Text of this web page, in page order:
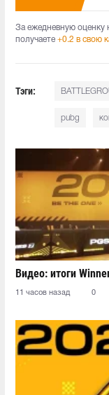
За ежедневную оценку
получаете +0.2 в свою
Тэги:
pubg
Видео: итоги
11 часов назад 0